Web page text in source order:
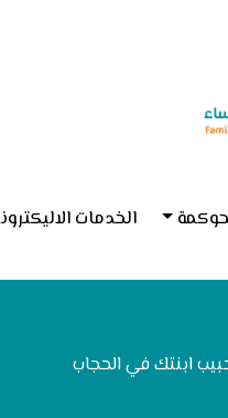
الخدمات
ابنتك في الحجاب